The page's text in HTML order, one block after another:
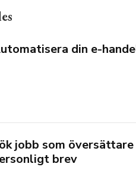
din e-
jobb som
brev